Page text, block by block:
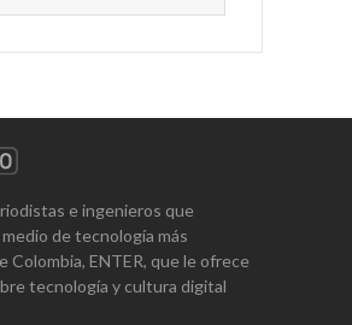
e ingenieros que
de tecnología más
Colombia, ENTER, que le ofrece
tecnología y cultura digital